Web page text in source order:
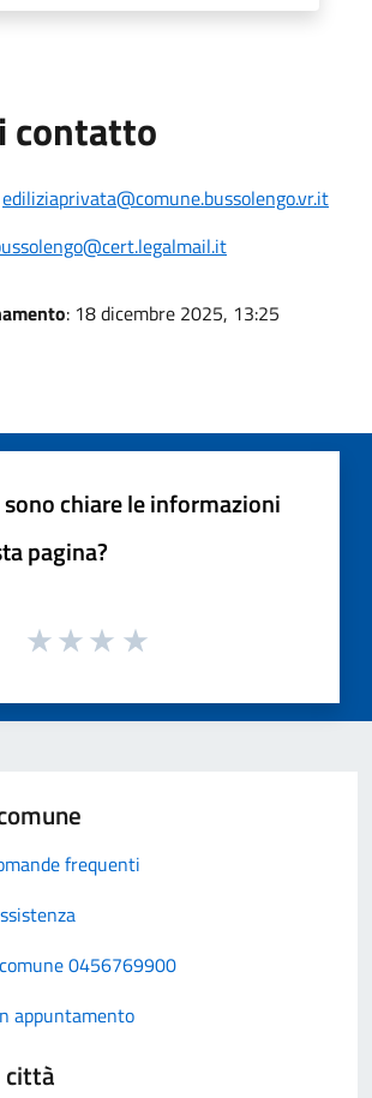
contatto
ediliziaprivata@comune.bussolengo.vr.it
: 18 dicembre 2025, 13:25
chiare le informazioni
pagina?
frequenti
0456769900
appuntamento
città